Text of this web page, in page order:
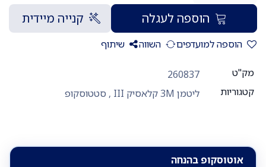
הוספה לעגלה קנייה מיידית
הוספה למועדפים השווה שיתוף
מק"ט
260837
קטגוריות
ליטמן 3M קלאסיק III , סטטוסקופ
אוטוסקופ בהנחה